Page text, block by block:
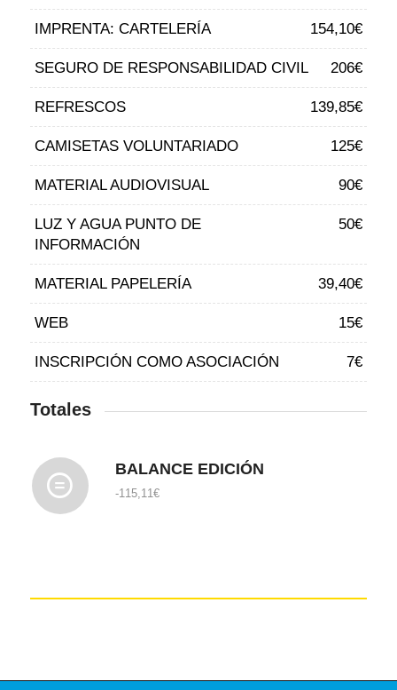
IMPRENTA: CARTELERÍA 154,10€
SEGURO DE RESPONSABILIDAD CIVIL 206€
REFRESCOS 139,85€
CAMISETAS VOLUNTARIADO 125€
MATERIAL AUDIOVISUAL 90€
LUZ Y AGUA PUNTO DE
INFORMACIÓN
50€
MATERIAL PAPELERÍA 39,40€
WEB 15€
INSCRIPCIÓN COMO ASOCIACIÓN 7€
Totales
BALANCE EDICIÓN
-115,11€